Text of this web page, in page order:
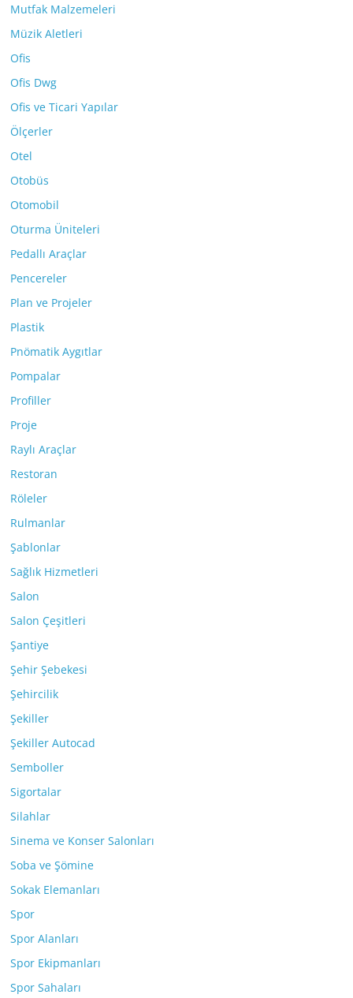
Mutfak Malzemeleri
Müzik Aletleri
Ofis
Ofis Dwg
Ofis ve Ticari Yapılar
Ölçerler
Otel
Otobüs
Otomobil
Oturma Üniteleri
Pedallı Araçlar
Pencereler
Plan ve Projeler
Plastik
Pnömatik Aygıtlar
Pompalar
Profiller
Proje
Raylı Araçlar
Restoran
Röleler
Rulmanlar
Şablonlar
Sağlık Hizmetleri
Salon
Salon Çeşitleri
Şantiye
Şehir Şebekesi
Şehircilik
Şekiller
Şekiller Autocad
Semboller
Sigortalar
Silahlar
Sinema ve Konser Salonları
Soba ve Şömine
Sokak Elemanları
Spor
Spor Alanları
Spor Ekipmanları
Spor Sahaları